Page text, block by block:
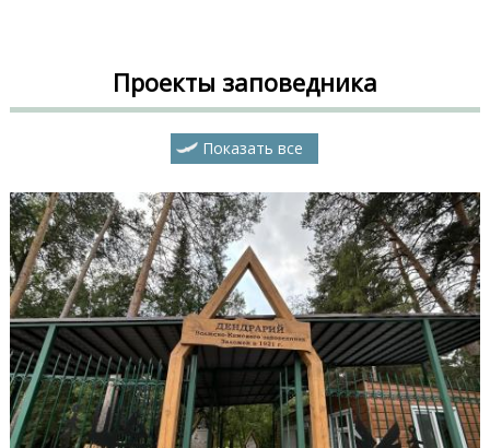
Проекты заповедника
Показать все